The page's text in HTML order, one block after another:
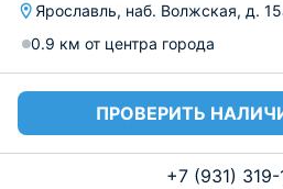
Ярославль, наб. Волжская, д.
0.9 км от центра города
ПРОВЕРИТЬ
+7 (931)